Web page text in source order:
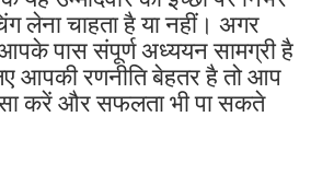
लेना चाहता है या नहीं। अगर
पास संपूर्ण अध्ययन सामग्री है
आपकी रणनीति बेहतर है तो आप
करें और सफलता भी पा सकते